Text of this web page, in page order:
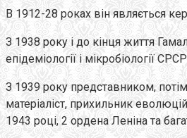
В 1912-28 роках він являється
З 1938 року і до кінця життя
епідеміології і мікробіології
З 1939 року представником,
матеріаліст, прихильник
1943 році, 2 ордена Леніна та